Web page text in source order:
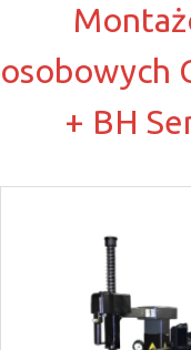
osobowych
+ BH